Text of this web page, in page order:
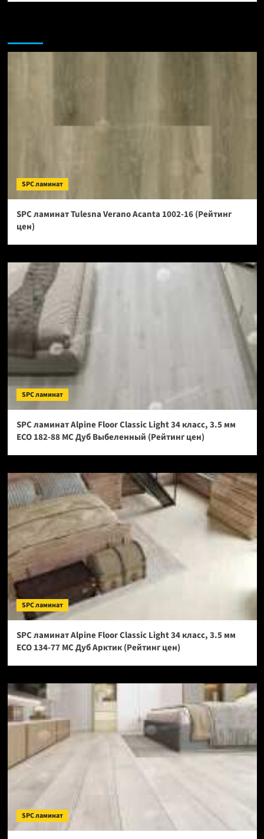
SPC ламинат
SPC ламинат Tulesna Verano Acanta 1002-16 (Рейтинг
цен)
SPC ламинат
SPC ламинат Alpine Floor Classic Light 34 класс, 3.5 мм
ECO 182-88 МС Дуб Выбеленный (Рейтинг цен)
SPC ламинат
SPC ламинат Alpine Floor Classic Light 34 класс, 3.5 мм
ECO 134-77 МС Дуб Арктик (Рейтинг цен)
SPC ламинат